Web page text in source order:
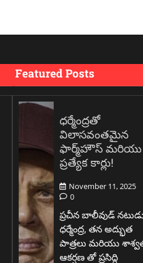
Featured Posts
ధర్మేంద్రతో
విలాసవంతమైన
ఫార్మ్‌హౌస్ మరియు
ప్రత్యేక కార్లు!
November 11, 2025
0
ప్రచీన బాలీవుడ్
ధర్మేంద్ర, తన అద్భుత
పాత్రలు మరియు
ఆకర్షణ తో ప్రసిద్ధి